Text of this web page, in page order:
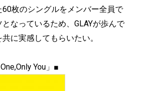
60枚のシングルをメンバー全員で
なっているため、GLAYが歩んで
に実感してもらいたい。
You」■